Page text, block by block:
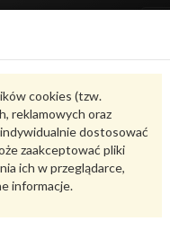
cookies (tzw.
reklamowych oraz
dostosować
zaakceptować pliki
ich w przeglądarce,
informacje.